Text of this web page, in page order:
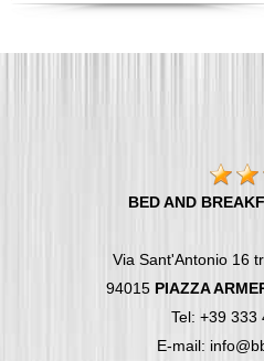
BED AND
Via Sant'Antonio 16
94015 PIAZZA
Tel: +39 333
E-mail: